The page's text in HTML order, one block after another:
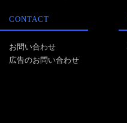
CONTACT
お問い合わせ
広告のお問い合わせ